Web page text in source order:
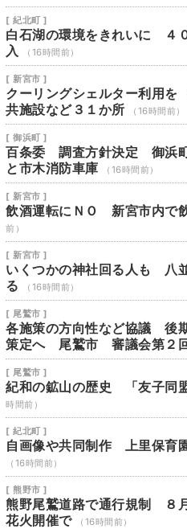
[ 紀北町 ]
白石湖の環境をきれいに ４
入
（16時間前）
[ 新宮市 ]
クーリングシェルター利用
共施設など３１か所
（16時間前）
[ 御浜町 ]
百条委 調査方針決定 御浜
と市木消防車庫
（16時間前）
[ 新宮市 ]
飲酒運転にＮＯ 新宮市内で
前）
[ 新宮市 ]
いくつかの神社回る人も 八
る
（16時間前）
[ 尾鷲市 ]
各施策の方向性など協議 後
策定へ 尾鷲市 審議会第２
[ 尾鷲市 ]
紀和の鉱山の歴史 「友子同
時間前）
[ 紀北町 ]
自画像や共同制作 上里保育
（16時間前）
[ 熊野市 ]
熊野尾鷲道路で通行規制 ８
花火開催で
（16時間前）